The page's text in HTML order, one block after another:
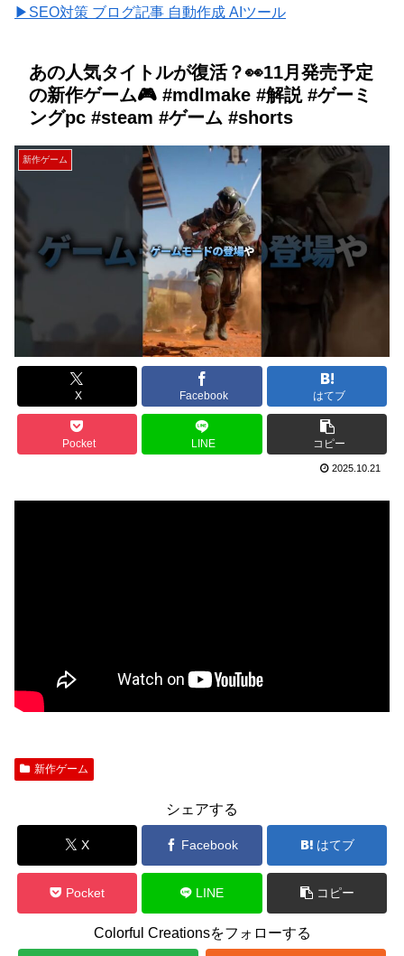
▶SEO対策 ブログ記事 自動作成 AIツール
あの人気タイトルが復活？👀11月発売予定
の新作ゲーム🎮️ #mdlmake #解説 #ゲーミ
ングpc #steam #ゲーム #shorts
新作ゲーム
X Facebook はてブ
Pocket LINE コピー
2025.10.21
新作ゲーム
シェアする
X Facebook はてブ
Pocket LINE コピー
Colorful Creationsをフォローする